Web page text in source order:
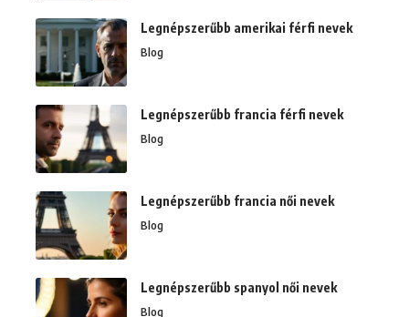
Legnépszerűbb amerikai férfi nevek
Blog
Legnépszerűbb francia férfi nevek
Blog
Legnépszerűbb francia női nevek
Blog
Legnépszerűbb spanyol női nevek
Blog